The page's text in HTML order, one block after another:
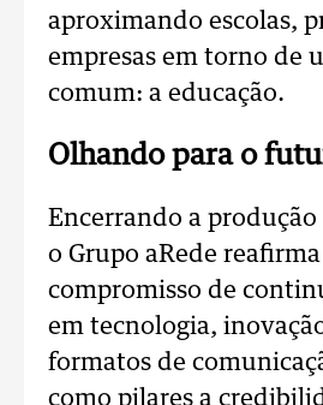
aproximando escolas,
empresas em torno de
comum: a educação.
Olhando para o
Encerrando a
o Grupo aRede reafirma
compromisso de
em tecnologia,
formatos de
como pilares a